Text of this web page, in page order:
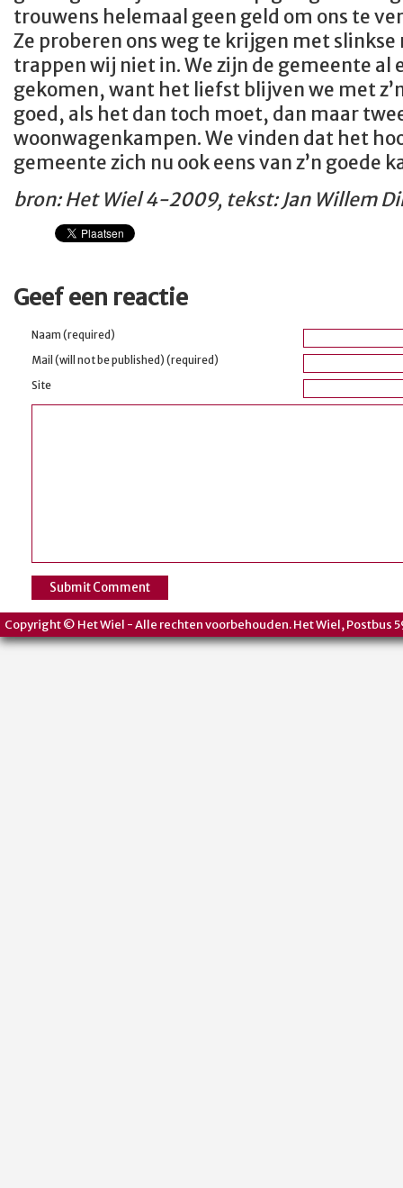
trouwens helemaal geen geld om ons te
Ze proberen ons weg te krijgen met
trappen wij niet in. We zijn de gemeente al
gekomen, want het liefst blijven we met
goed, als het dan toch moet, dan maar
woonwagenkampen. We vinden dat het
gemeente zich nu ook eens van z’n goede
bron: Het Wiel 4-2009, tekst: Jan Willem
Geef een reactie
Naam (required)
Mail (will not be published) (required)
Site
Copyright © Het Wiel - Alle rechten voorbehouden. Het Wiel, Postbus